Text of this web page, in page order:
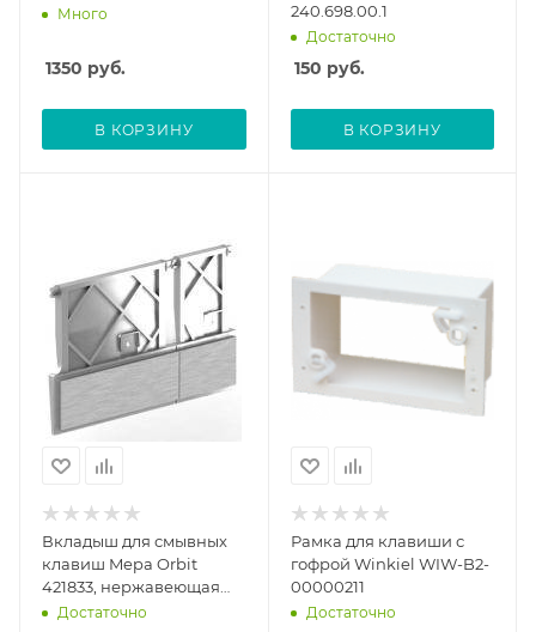
Много
1350 руб.
В КОРЗИНУ
240.698.00.1
Достаточно
150 руб.
В КОРЗИНУ
Вкладыш для смывных
клавиш Mepa Orbit
421833, нержавеющая
сталь
Достаточно
Рамка для клавиши с
гофрой Winkiel WIW-B2-
00000211
Достаточно